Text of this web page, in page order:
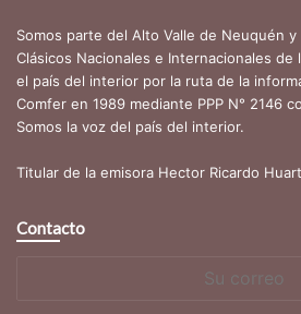
Somos parte del Alto Valle de Neuquén
Clásicos Nacionales e Internacionales
el país del interior por la ruta de la
Comfer en 1989 mediante PPP N° 2146
Somos la voz del país del interior.
Titular de la emisora Hector Ricardo
Contacto